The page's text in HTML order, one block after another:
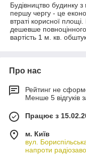
Будівництво будинку
першу чергу - це
втраті корисної
дешевше
вартість 1 м. кв.
Про нас
Рейтинг не
Менше 5 відгуків
Працює з
м. Київ
вул.
напроти